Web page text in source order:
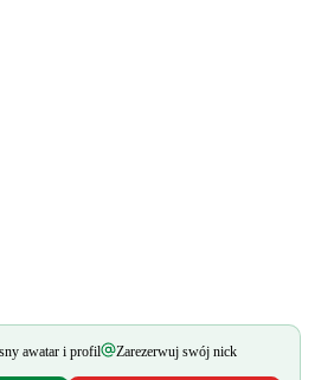
awatar i profil Zarezerwuj swój nick